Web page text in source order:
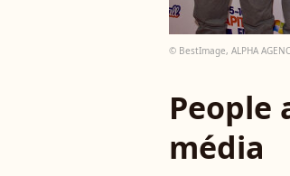
© BestImage, ALPHA
People
média